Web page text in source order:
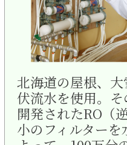
北海道の屋根、
伏流水を使用。
開発されたRO（
小のフィルター